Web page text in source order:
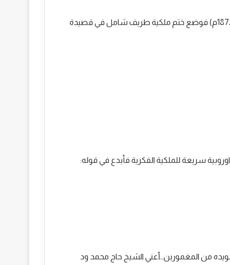
ثم جاء بعده شيخ مداح الفادنية محمد حسن ود حاجة ( توفي1872م) فوضع ختم ملكية طريف شامل في قصيدة
من المغمورين…أعني الشيخ حاج محمد ود